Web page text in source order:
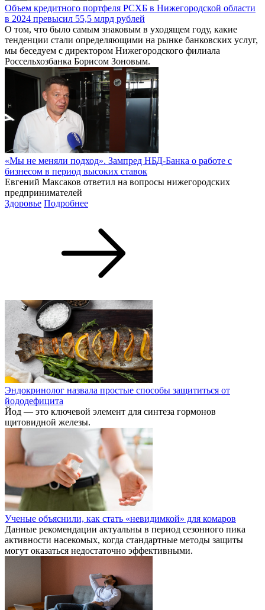
Объем кредитного портфеля РСХБ в Нижегородской области
в 2024 превысил 55,5 млрд рублей
О том, что было самым знаковым в уходящем году, какие
тенденции стали определяющими на рынке банковских услуг,
мы беседуем с директором Нижегородского филиала
Россельхозбанка Борисом Зоновым.
«Мы не меняли подход». Зампред НБД-Банка о работе с
бизнесом в период высоких ставок
Евгений Максаков ответил на вопросы нижегородских
предпринимателей
Здоровье Подробнее
Эндокринолог назвала простые способы защититься от
йододефицита
Йод — это ключевой элемент для синтеза гормонов
щитовидной железы.
Ученые объяснили, как стать «невидимкой» для комаров
Данные рекомендации актуальны в период сезонного пика
активности насекомых, когда стандартные методы защиты
могут оказаться недостаточно эффективными.